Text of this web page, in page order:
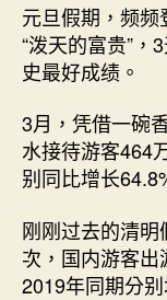
元旦假期，频频
“泼天的富贵”，
史最好成绩。
3月，凭借一碗
水接待游客464
别同比增长
刚刚过去的清
次，国内游客
2019年同期分